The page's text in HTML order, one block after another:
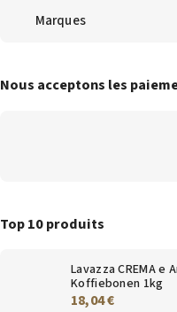
Marques
Nous acceptons les
Top 10 produits
Lavazza CREMA e
Koffiebonen 1kg
18,04 €